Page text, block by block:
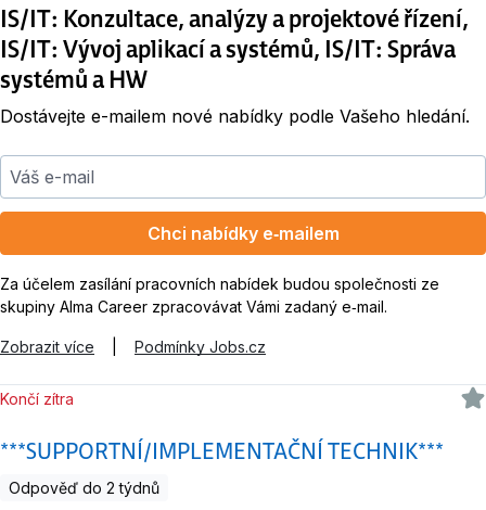
IS/IT: Konzultace, analýzy a projektové řízení,
IS/IT: Vývoj aplikací a systémů, IS/IT: Správa
systémů a HW
Dostávejte e-mailem nové nabídky podle Vašeho hledání.
Váš e-mail
Chci nabídky e‑mailem
Za účelem zasílání pracovních nabídek budou společnosti ze
skupiny Alma Career zpracovávat Vámi zadaný e‑mail.
Zobrazit více Podmínky Jobs.cz
***SUPPORTNÍ/IMPLEMENTAČNÍ TECHNIK***
Končí zítra
Odpověď do 2 týdnů